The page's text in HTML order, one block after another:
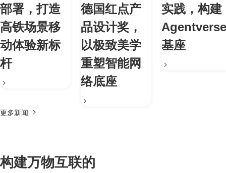
部署，打造
高铁场景移
动体验新标
杆
德国红点产
品设计奖，
以极致美学
重塑智能网
络底座
实践，构建
Agentverse
基座
更多新闻
构建万物互联的